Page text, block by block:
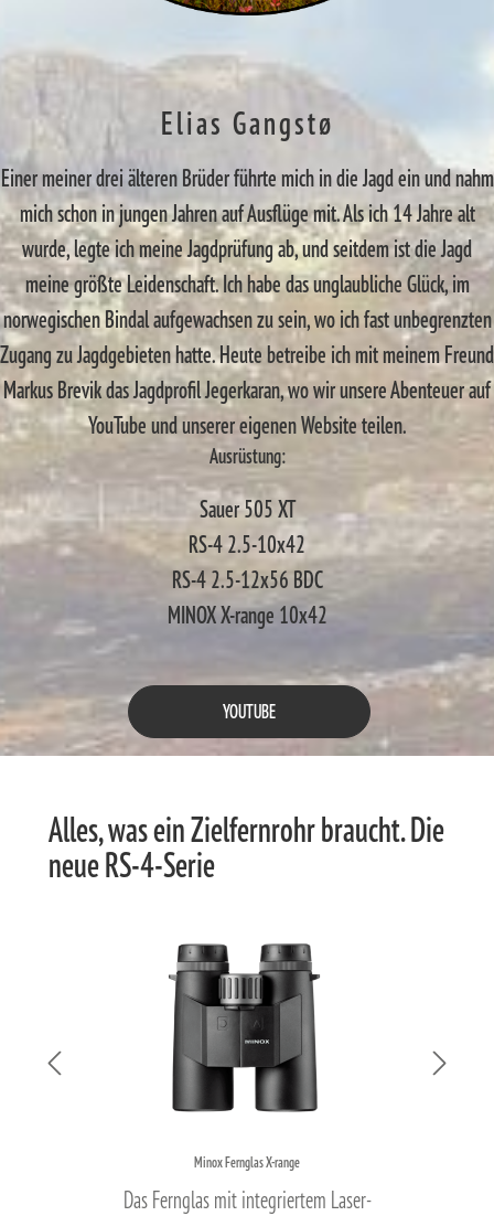
Elias Gangstø
Einer meiner drei älteren Brüder führte mich in die Jagd ein und nahm
mich schon in jungen Jahren auf Ausflüge mit. Als ich 14 Jahre alt
wurde, legte ich meine Jagdprüfung ab, und seitdem ist die Jagd
meine größte Leidenschaft. Ich habe das unglaubliche Glück, im
norwegischen Bindal aufgewachsen zu sein, wo ich fast unbegrenzten
Zugang zu Jagdgebieten hatte. Heute betreibe ich mit meinem Freund
Markus Brevik das Jagdprofil Jegerkaran, wo wir unsere Abenteuer auf
YouTube und unserer eigenen Website teilen.
Ausrüstung:
Sauer 505 XT
RS-4 2.5-10x42
RS-4 2.5-12x56 BDC
MINOX X-range 10x42
YOUTUBE
Alles, was ein Zielfernrohr braucht. Die
neue RS-4-Serie
Minox Fernglas X-range
Das Fernglas mit integriertem Laser-